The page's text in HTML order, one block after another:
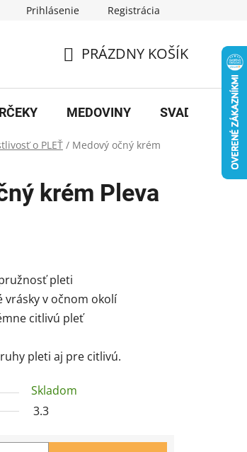
Prihlásenie Registrácia
KOŠÍK
PRÁZDNY KOŠÍK
MEDOVINY SVADBA
o PLEŤ / Medový očný krém
krém Pleva
pleti
vrásky v očnom okolí
citlivú pleť
pleti aj pre citlivú.
Skladom
3.3